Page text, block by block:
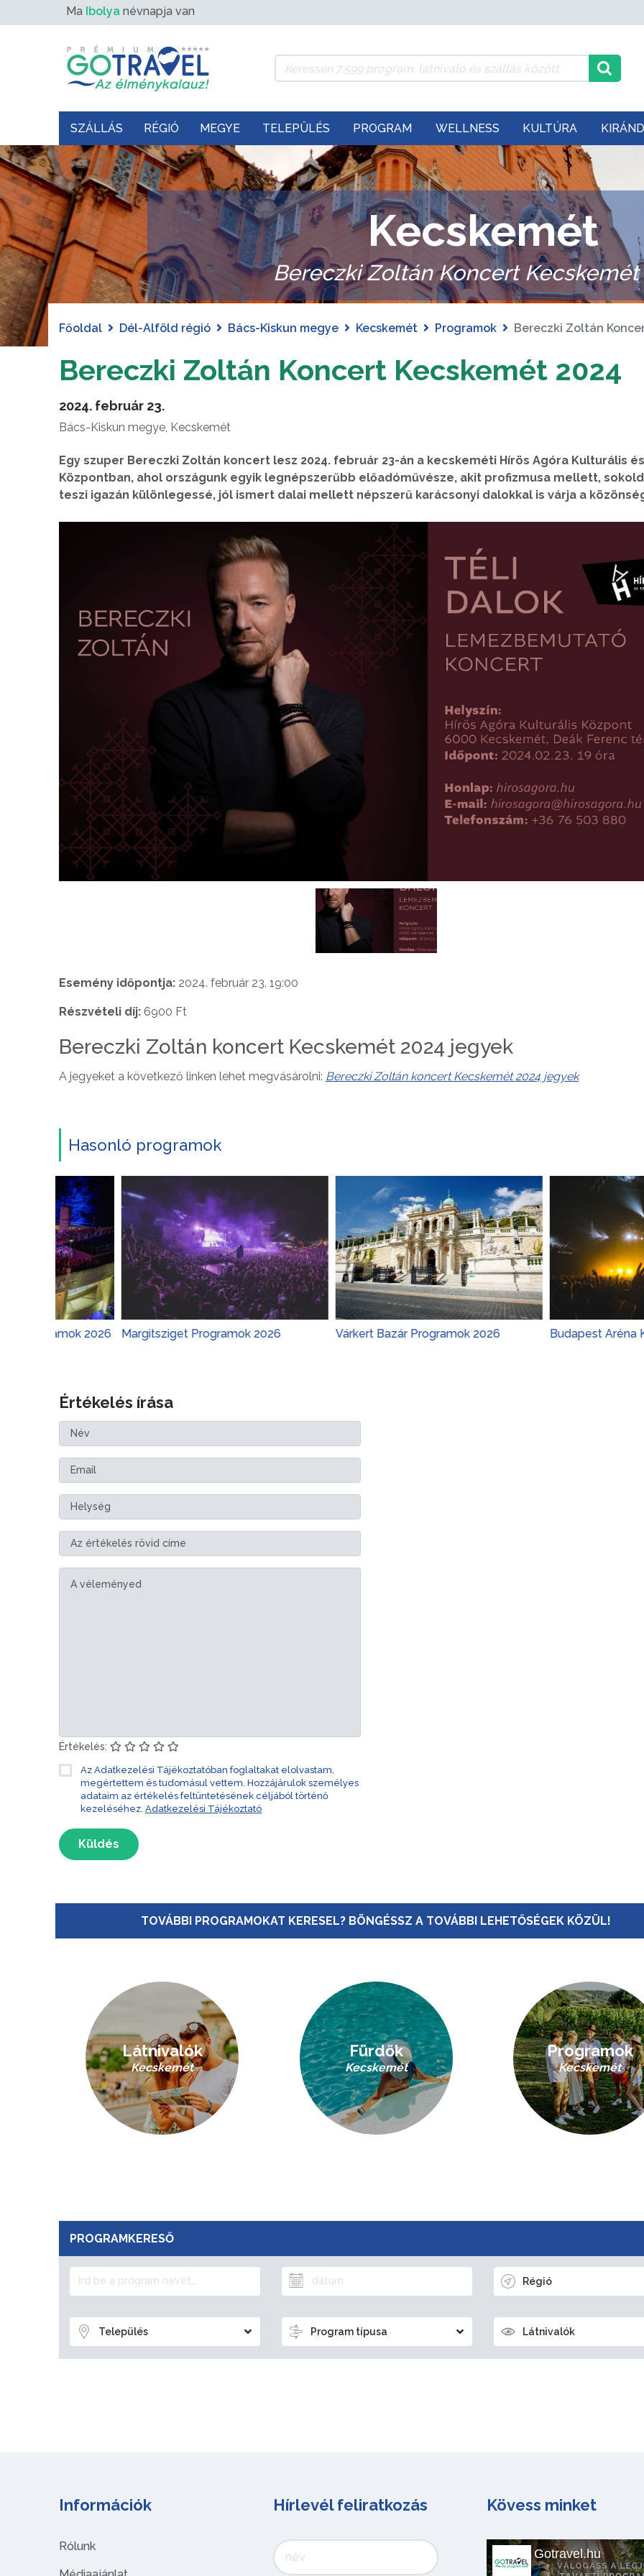
Ma Ibolya névnapja van
SZÁLLÁS RÉGIÓ MEGYE TELEPÜLÉS PROGRAM WELLNESS KULTÚRA
Kecskemét
Bereczki Zoltán Koncert Kecskemét
Főoldal Dél-Alföld régió Bács-Kiskun megye Kecskemét Programok Bereczki Zoltán
Bereczki Zoltán Koncert Kecskemét 2024
2024. február 23.
Bács-Kiskun megye, Kecskemét
Egy szuper Bereczki Zoltán koncert lesz 2024. február 23-án a kecskeméti Hírös Agóra Kulturális
Központban, ahol országunk egyik legnépszerűbb előadóművésze, akit profizmusa mellett,
teszi igazán különlegessé, jól ismert dalai mellett népszerű karácsonyi dalokkal is várja a
Esemény időpontja: 2024. február 23. 19:00
Részvételi díj: 6900 Ft
Bereczki Zoltán koncert Kecskemét 2024 jegyek
A jegyeket a következő linken lehet megvásárolni: Bereczki Zoltán koncert Kecskemét 2024 jegyek
Hasonló programok
2026 Margitsziget Programok 2026 Várkert Bazár Programok 2026 Budapest Aréna
Értékelés írása
Értékelés:
Az Adatkezelési Tájékoztatóban foglaltakat elolvastam,
megértettem és tudomásul vettem. Hozzájárulok személyes
adataim az értékelés feltüntetésének céljából történő
kezeléséhez. Adatkezelési Tájékoztató
Küldés
TOVÁBBI PROGRAMOKAT KERESEL? BÖNGÉSSZ A TOVÁBBI LEHETŐSÉGEK KÖZÜL!
Látnivalók
Kecskemét
Fürdők
Kecskemét
Programok
Kecskemét
PROGRAMKERESŐ
Régió
Település Program típusa Látnivalók
Információk
Rólunk
Hírlevél feliratkozás Kövess minket
Gotravel.hu